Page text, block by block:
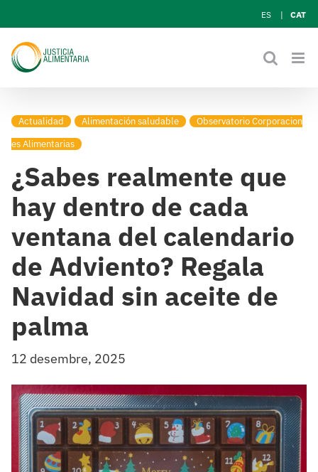
to
content
ES CAT
Actualidad Alimentación saludable
Observatorio Corporacion
es Alimentarias
¿Sabes realmente que
hay dentro de cada
ventana del calendario
de Adviento? Regala
Navidad sin aceite de
palma
12 desembre, 2025